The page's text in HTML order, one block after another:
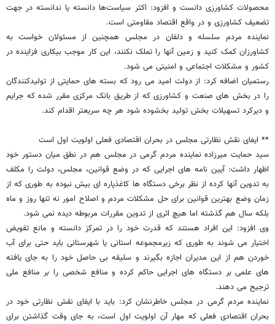
محصولات کشاورزی دانست و افزود: اکثر سیاست‌ها دانسته یا ندانسته در جهت
تضعیف کشاورزی و در واقع اقتصاد مقاومتی است.
نماینده مردم سلسله و دلفان در مجلس همچنین از مسئولان خواست به
کشاورزان کمک کنید و زمین آنها را تملک نکنند، این کار موجب بیکاری فزاینده در
کشور و مشکلات اجتماعی و امنیتی می شود.
رستمیان اضافه کرد: از دولت امید می رود که بسته های حمایتی از تولیدکنندگان
را در بخش های صنعت و کشاورزی که از طریق بانک مرکزی مقرر شده که جرایم
و دیرکرد تسهیلات بخش تولید بخشوده شود هر چه سریعتر اقدام کند.
** ایفای نقش نظارتی مجلس در بحران اقتصادی فعلی اولویت اول است
سید حمایت میرزاده نماینده مردم گرمی در مجلس هم در نطق میان دستور خود
اظهار داشت: آیین نامه های اجرایی که در وضع قوانین، مجلس، دولت را مکلف
به تدوین آنها کرده از نظر برخی دستگاه ها کاغذپاره ای بیش نبوده به طوری که از
زمان وضع بهترین قوانین برای حل مشکلات مردم و اصلاح امور نه تنها روز و ماه
بلکه سال هم گذشته اما هیچ اثری از تدوین مقررات مربوطه دیده نمی شود.
وی افزود: این افراد هستند که قدرت خود را در تمرکز دانسته و مانع تفویض
اختیار می شوند به طوری که زیرمجموعه استانی یا شهرستانی باید حتی برای آب
خوردن هم از این مدیران اجازه بگیرند و سلیقه بی حاصل خود را به جای یافته
های علمی بر دستگاه های اجرایی حاکم کرده و منافع شخصی را بر منافع ملی
ترجیح می دهند.
نماینده مردم گرمی در مجلس خاطرنشان کرد: باید با ایفای نقش نظارتی خود در
بحران اقتصادی فعلی که مهار آن اولویت اول است، به جای وقت گذاشتن برای